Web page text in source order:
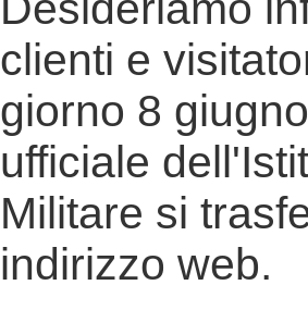
clienti e
giorno 8
ufficiale
Militare si
indirizzo web.